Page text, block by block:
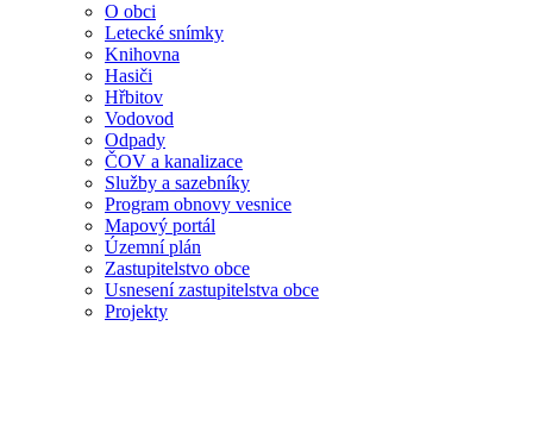
O obci
Letecké snímky
Knihovna
Hasiči
Hřbitov
Vodovod
Odpady
ČOV a kanalizace
Služby a sazebníky
Program obnovy vesnice
Mapový portál
Územní plán
Zastupitelstvo obce
Usnesení zastupitelstva obce
Projekty